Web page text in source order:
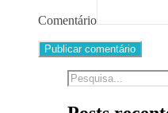
Comentário